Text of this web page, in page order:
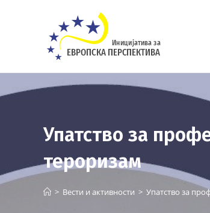
Упатство за
тероризам
> Вести и активности > Упатство за